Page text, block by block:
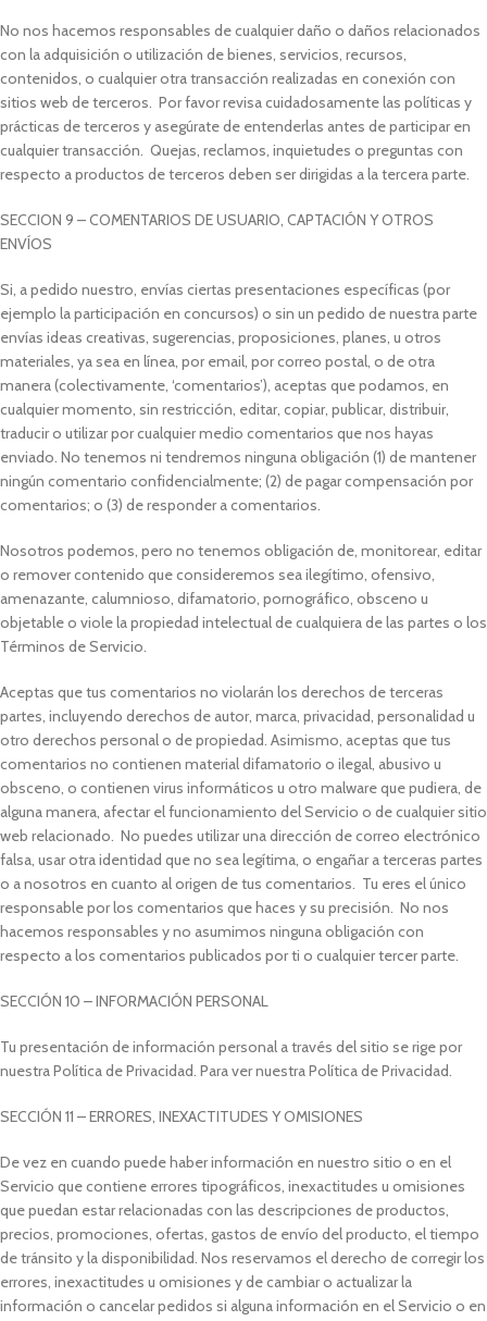
No nos hacemos responsables de cualquier daño o daños relacionados
con la adquisición o utilización de bienes, servicios, recursos,
contenidos, o cualquier otra transacción realizadas en conexión con
sitios web de terceros. Por favor revisa cuidadosamente las políticas y
prácticas de terceros y asegúrate de entenderlas antes de participar en
cualquier transacción. Quejas, reclamos, inquietudes o preguntas con
respecto a productos de terceros deben ser dirigidas a la tercera parte.
SECCION 9 – COMENTARIOS DE USUARIO, CAPTACIÓN Y OTROS
ENVÍOS
Si, a pedido nuestro, envías ciertas presentaciones específicas (por
ejemplo la participación en concursos) o sin un pedido de nuestra parte
envías ideas creativas, sugerencias, proposiciones, planes, u otros
materiales, ya sea en línea, por email, por correo postal, o de otra
manera (colectivamente, ‘comentarios’), aceptas que podamos, en
cualquier momento, sin restricción, editar, copiar, publicar, distribuir,
traducir o utilizar por cualquier medio comentarios que nos hayas
enviado. No tenemos ni tendremos ninguna obligación (1) de mantener
ningún comentario confidencialmente; (2) de pagar compensación por
comentarios; o (3) de responder a comentarios.
Nosotros podemos, pero no tenemos obligación de, monitorear, editar
o remover contenido que consideremos sea ilegítimo, ofensivo,
amenazante, calumnioso, difamatorio, pornográfico, obsceno u
objetable o viole la propiedad intelectual de cualquiera de las partes o los
Términos de Servicio.
Aceptas que tus comentarios no violarán los derechos de terceras
partes, incluyendo derechos de autor, marca, privacidad, personalidad u
otro derechos personal o de propiedad. Asimismo, aceptas que tus
comentarios no contienen material difamatorio o ilegal, abusivo u
obsceno, o contienen virus informáticos u otro malware que pudiera, de
alguna manera, afectar el funcionamiento del Servicio o de cualquier sitio
web relacionado. No puedes utilizar una dirección de correo electrónico
falsa, usar otra identidad que no sea legítima, o engañar a terceras partes
o a nosotros en cuanto al origen de tus comentarios. Tu eres el único
responsable por los comentarios que haces y su precisión. No nos
hacemos responsables y no asumimos ninguna obligación con
respecto a los comentarios publicados por ti o cualquier tercer parte.
SECCIÓN 10 – INFORMACIÓN PERSONAL
Tu presentación de información personal a través del sitio se rige por
nuestra Política de Privacidad. Para ver nuestra Política de Privacidad.
SECCIÓN 11 – ERRORES, INEXACTITUDES Y OMISIONES
De vez en cuando puede haber información en nuestro sitio o en el
Servicio que contiene errores tipográficos, inexactitudes u omisiones
que puedan estar relacionadas con las descripciones de productos,
precios, promociones, ofertas, gastos de envío del producto, el tiempo
de tránsito y la disponibilidad. Nos reservamos el derecho de corregir los
errores, inexactitudes u omisiones y de cambiar o actualizar la
información o cancelar pedidos si alguna información en el Servicio o en